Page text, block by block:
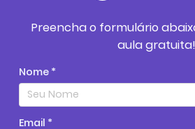
Preencha o formulário
aula gratuita!
Nome *
Email *